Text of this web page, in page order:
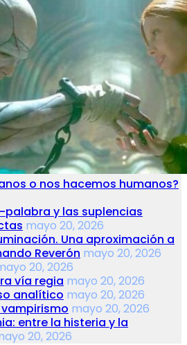
o nos hacemos humanos?
palabra y las suplencias
mayo 20, 2026
Una aproximación a
Reverón mayo 20, 2026
20, 2026
vía regia mayo 20, 2026
analítico mayo 20, 2026
mayo 20, 2026
entre la histeria y la
20, 2026